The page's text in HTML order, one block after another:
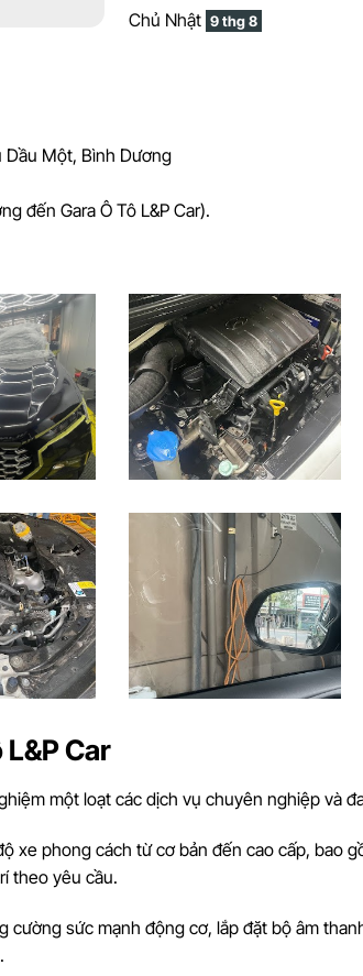
Chủ Nhật 9 thg 8
Một, Bình Dương
đến Gara Ô Tô L&P Car).
Car
một loạt các dịch vụ chuyên nghiệp và
xe phong cách từ cơ bản đến cao cấp, bao
theo yêu cầu.
cường sức mạnh động cơ, lắp đặt bộ âm